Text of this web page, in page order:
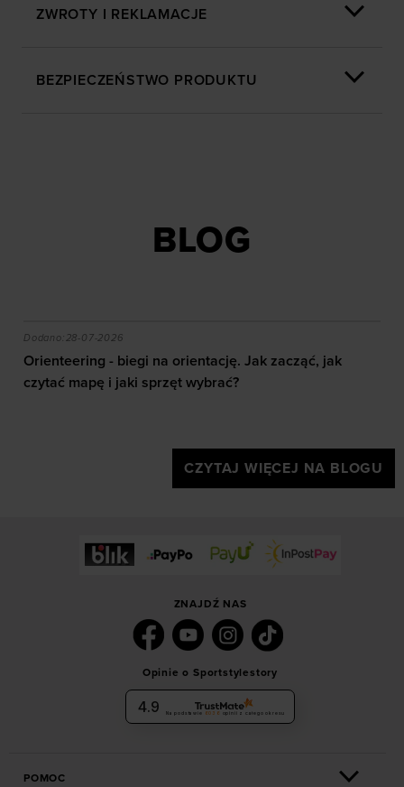
„Szczegóły”
ZWROTY I REKLAMACJE
BEZPIECZEŃSTWO PRODUKTU
BLOG
efekty daje trening?
Orienteering - biegi na orientację. Jak zacząć, jak
Dodano:28-07-2026
Orienteering - biegi na orientację. Jak zacząć, jak
czytać mapę i jaki sprzęt wybrać?
CZYTAJ WIĘCEJ NA BLOGU
ZNAJDŹ NAS
Opinie o Sportstylestory
4.9 Na podstawie 6036 opinii z całego okresu
POMOC